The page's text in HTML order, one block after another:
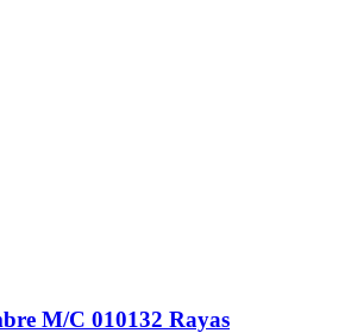
M/C 010132 Rayas